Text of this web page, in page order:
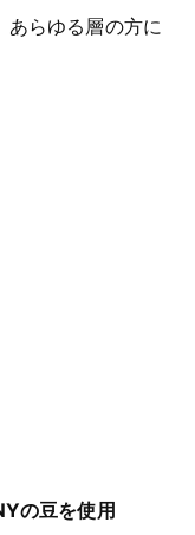
あらゆる層の方に
の豆を使用